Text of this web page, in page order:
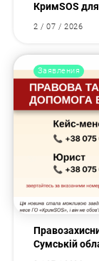
КримSOS
2 / 07 / 2026
Заявления
Сумській